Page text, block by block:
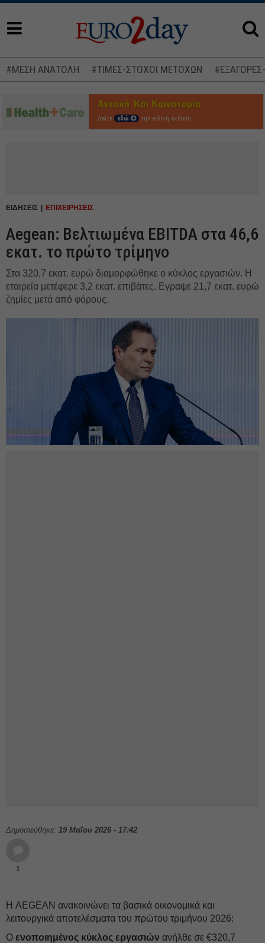
#ΜΕΣΗ ΑΝΑΤΟΛΗ #ΤΙΜΕΣ-ΣΤΟΧΟΙ ΜΕΤΟΧΩΝ
Δείτε εδώ την ειδική έκδοση
ΕΙΔΗΣΕΙΣ ΕΠΙΧΕΙΡΗΣΕΙΣ
Aegean: Βελτιωμένα EBITDA στα 46,6
εκατ. το πρώτο τρίμηνο
Στα 320,7 εκατ. ευρώ διαμορφώθηκε ο κύκλος εργασιών. Η
εταιρεία μετέφερε 3,2 εκατ. επιβάτες. Εγραψε 21,7 εκατ. ευρώ
ζημίες μετά από φόρους.
Δημοσιεύθηκε: 19 Μαΐου 2026 - 17:42
1
Η AEGEAN ανακοινώνει τα βασικά οικονομικά και
λειτουργικά αποτελέσματα του πρώτου τριμήνου 2026:
Ο ενοποιημένος κύκλος εργασιών ανήλθε σε €320,7